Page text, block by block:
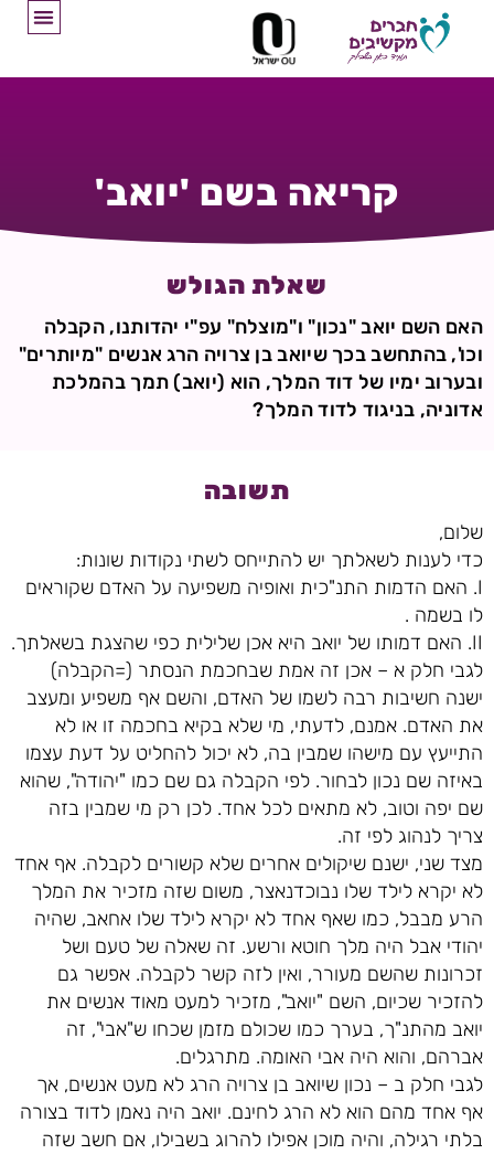
קריאה בשם 'יואב'
שאלת הגולש
האם השם יואב "נכון" ו"מוצלח" עפ"י יהדותנו, הקבלה
וכו', בהתחשב בכך שיואב בן צרויה הרג אנשים "מיותרים"
ובערוב ימיו של דוד המלך, הוא (יואב) תמך בהמלכת
אדוניה, בניגוד לדוד המלך?
תשובה
שלום,
כדי לענות לשאלתך יש להתייחס לשתי נקודות שונות:
I. האם הדמות התנ"כית ואופיה משפיעה על האדם שקוראים
לו בשמה .
II. האם דמותו של יואב היא אכן שלילית כפי שהצגת בשאלתך.
לגבי חלק א – אכן זה אמת שבחכמת הנסתר (=הקבלה)
ישנה חשיבות רבה לשמו של האדם, והשם אף משפיע ומעצב
את האדם. אמנם, לדעתי, מי שלא בקיא בחכמה זו או לא
התייעץ עם מישהו שמבין בה, לא יכול להחליט על דעת עצמו
באיזה שם נכון לבחור. לפי הקבלה גם שם כמו "יהודה", שהוא
שם יפה וטוב, לא מתאים לכל אחד. לכן רק מי שמבין בזה
צריך לנהוג לפי זה.
מצד שני, ישנם שיקולים אחרים שלא קשורים לקבלה. אף אחד
לא יקרא לילד שלו נבוכדנאצר, משום שזה מזכיר את המלך
הרע מבבל, כמו שאף אחד לא יקרא לילד שלו אחאב, שהיה
יהודי אבל היה מלך חוטא ורשע. זה שאלה של טעם ושל
זכרונות שהשם מעורר, ואין לזה קשר לקבלה. אפשר גם
להזכיר שכיום, השם "יואב", מזכיר למעט מאוד אנשים את
יואב מהתנ"ך, בערך כמו שכולם מזמן שכחו ש"אבי", זה
אברהם, והוא היה אבי האומה. מתרגלים.
לגבי חלק ב – נכון שיואב בן צרויה הרג לא מעט אנשים, אך
אף אחד מהם הוא לא הרג לחינם. יואב היה נאמן לדוד בצורה
בלתי רגילה, והיה מוכן אפילו להרוג בשבילו, אם חשב שזה